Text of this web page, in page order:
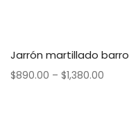
Jarrón martillado barro
$890.00 – $1,380.00